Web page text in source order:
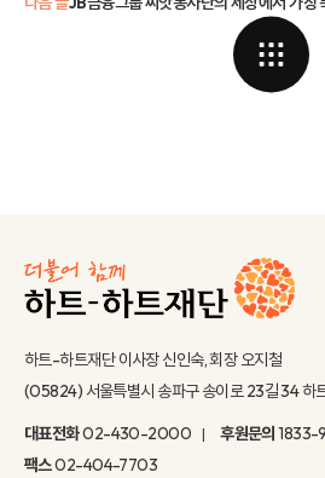
하트-하트재단 이사장 신인숙, 회장 오지철
(05824) 서울특별시 송파구 송이로 23길 34 하
대표전화02-430-2000 후원문의
팩스02-404-7703